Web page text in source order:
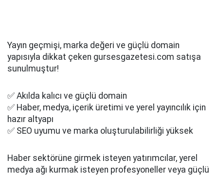
Yayın geçmişi, marka değeri ve güçlü domain
yapısıyla dikkat çeken gursesgazetesi.com satışa
sunulmuştur!
✅ Akılda kalıcı ve güçlü domain
✅ Haber, medya, içerik üretimi ve yerel yayıncılık için
hazır altyapı
✅ SEO uyumu ve marka oluşturulabilirliği yüksek
Haber sektörüne girmek isteyen yatırımcılar, yerel
medya ağı kurmak isteyen profesyoneller veya güçlü